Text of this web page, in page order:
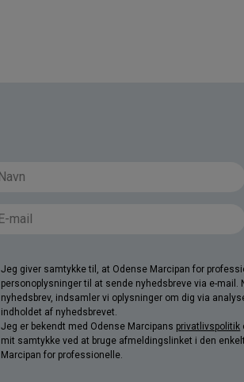
Jeg giver samtykke til, at Odense Marcipan for
personoplysninger til at sende nyhedsbreve via e-mail.
nyhedsbrev, indsamler vi oplysninger om dig via
indholdet af nyhedsbrevet.
Jeg er bekendt med Odense Marcipans privatlivspolitik
mit samtykke ved at bruge afmeldingslinket i den
Marcipan for professionelle.